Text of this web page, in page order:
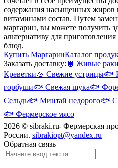
содержания насыщенных жиров
витаминами состав. Путем
маргарин, вы можете получить
альтернативу для
блюд.
Купить МаргаринКаталог
Заказать доставку: 🦞 Живые раки
Креветки🦪 Свежие устрицы🐟
горбуши🐟 Свежая щука🐟
Сельдь🐟 Минтай недорого🐟
🐟 Фермерское мясо
2026 © sibraki.ru- Фермерская
России. sibrakiopt@yandex.ru
Обратная связь